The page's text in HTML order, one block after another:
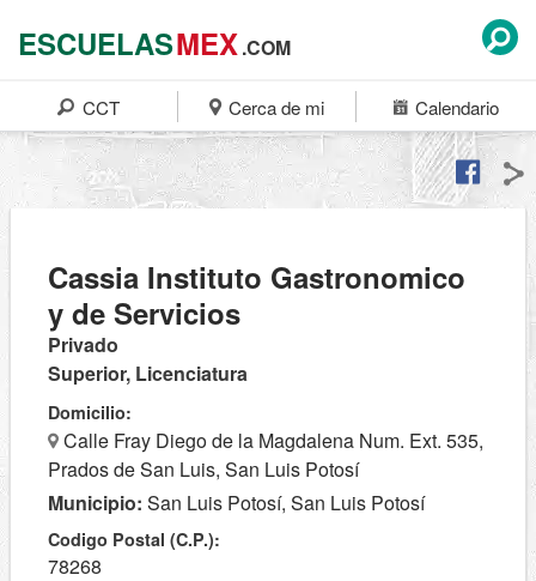
ESCUELASMEX.COM
CCT Cerca de mi Calendario
Cassia Instituto Gastronomico
y de Servicios
Privado
Superior, Licenciatura
Domicilio:
Calle Fray Diego de la Magdalena Num. Ext. 535,
Prados de San Luis, San Luis Potosí
Municipio: San Luis Potosí, San Luis Potosí
Codigo Postal (C.P.):
78268